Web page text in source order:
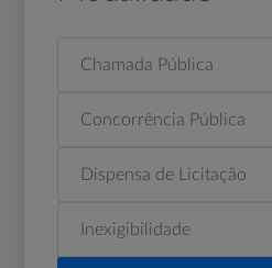
Chamada Pública
Concorrência Pública
Dispensa de Licitação
Inexigibilidade